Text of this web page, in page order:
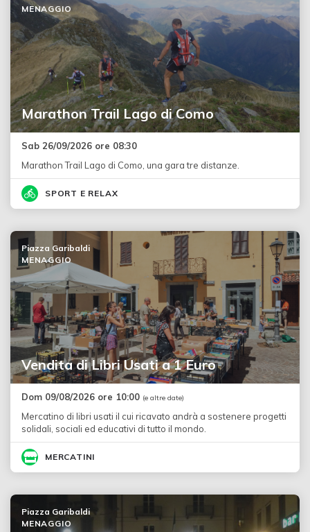
Marathon Trail Lago di Como
MENAGGIO
Sab 26/09/2026 ore 08:30
Marathon Trail Lago di Como, una gara tre distanze.
SPORT E RELAX
Vendita di Libri Usati a 1 Euro
Piazza Garibaldi
MENAGGIO
Dom 09/08/2026 ore 10:00 (e altre date)
Mercatino di libri usati il cui ricavato andrà a sostenere progetti
solidali, sociali ed educativi di tutto il mondo.
MERCATINI
Piazza Garibaldi
MENAGGIO